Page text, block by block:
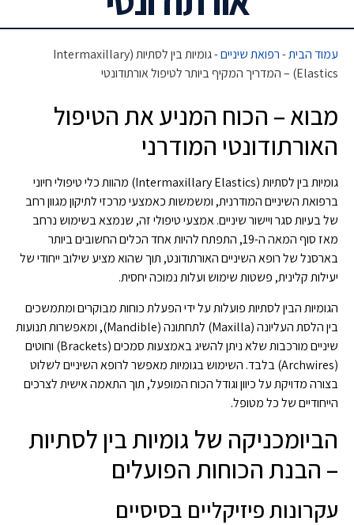
עמוד הבית-רפואת שיניים-
גומיות בין לסתיות (Intermaxillary
Elastics) – המדריך המקיף ביותר לטיפול אורתודונטי
מבוא – הכוח המניע את הטיפול
האורתודונטי המודרני
גומיות בין לסתיות (Intermaxillary Elastics) מהוות כלי טיפולי חיוני
ברפואת השיניים המודרנית, ומשמשות כאמצעי מרכזי לתיקון מגוון רחב
של בעיות סגר ויישור שיניים. אמצעי טיפולי זה, שנמצא בשימוש נרחב
מאז סוף המאה ה-19, התפתח להיות אחד הכלים החשובים ביותר
בארסנל של רופא השיניים האורתודונט, תוך שהוא מציע שילוב ייחודי של
יעילות קלינית, פשטות שימוש ועלות נמוכה יחסית.
הגומיות הבין לסתיות פועלות על ידי הפעלת כוחות מבוקרים ומתמשכים
בין הלסת העליונה (Maxilla) לתחתונה (Mandible), ומאפשרות תנועות
שיניים מורכבות שלא ניתן להשיג באמצעות סמכים (Brackets) וחוטים
(Archwires) בלבד. השימוש בגומיות מאפשר לרופא השיניים לשלוט
בצורה מדויקת על כיוון וגודל הכוח המופעל, תוך התאמה אישית לצרכים
הייחודיים של כל מטופל.
הביומכניקה של גומיות בין לסתיות
– הבנת הכוחות הפועלים
עקרונות פיזיקליים בסיסיים